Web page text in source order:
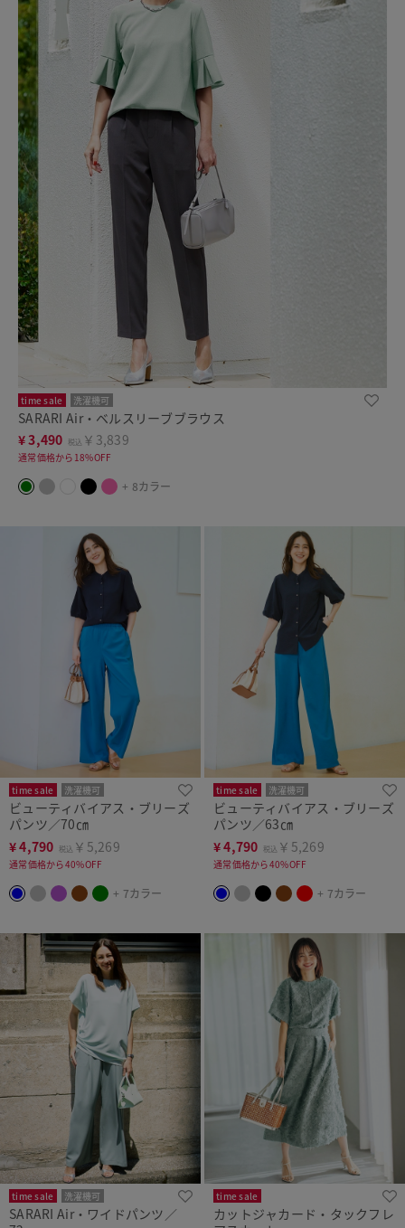
time sale 洗濯機可
SARARI Air・ベルスリーブブラウス
¥3,490 税込 ￥3,839
通常価格から18%OFF
+ 8カラー
time sale 洗濯機可
ビューティバイアス・ブリーズ
パンツ／70㎝
¥4,790 税込 ￥5,269
通常価格から40%OFF
+ 7カラー
time sale 洗濯機可
ビューティバイアス・ブリーズ
パンツ／63㎝
¥4,790 税込 ￥5,269
通常価格から40%OFF
+ 7カラー
time sale 洗濯機可
SARARI Air・ワイドパンツ／
time sale
カットジャカード・タックフレ